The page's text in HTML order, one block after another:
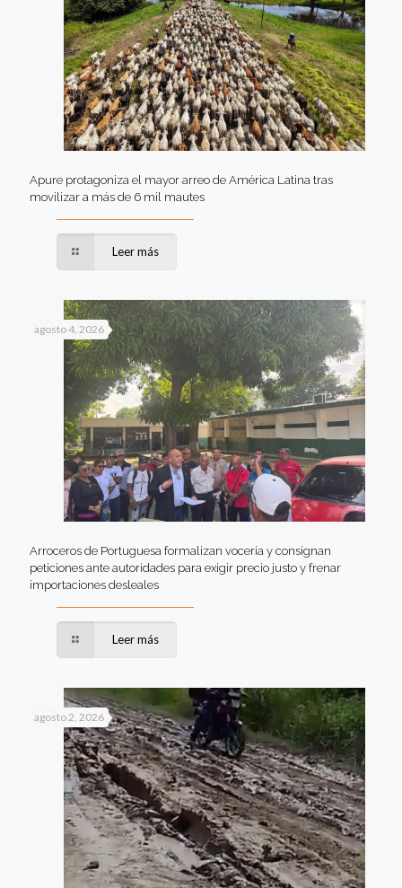
Apure protagoniza el mayor arreo de América Latina tras
movilizar a más de 6 mil mautes
Leer más
agosto 4, 2026
Arroceros de Portuguesa formalizan vocería y consignan
peticiones ante autoridades para exigir precio justo y frenar
importaciones desleales
Leer más
agosto 2, 2026